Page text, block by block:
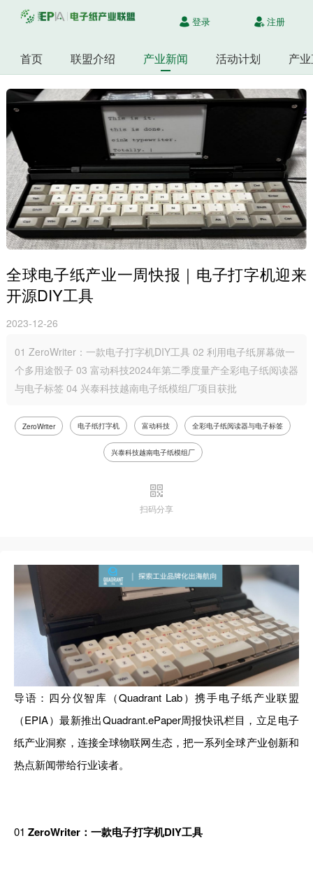
登录 注册
首页 联盟介绍 产业新闻 活动计划 产
全球电子纸产业一周快报｜电子打字机迎来
开源DIY工具
2023-12-26
01 ZeroWriter：一款电子打字机DIY工具 02 利用电子纸屏幕做一
个多用途骰子 03 富动科技2024年第二季度量产全彩电子纸阅读器
与电子标签 04 兴泰科技越南电子纸模组厂项目获批
ZeroWriter 电子纸打字机 富动科技 全彩电子纸阅读器与电子标签
兴泰科技越南电子纸模组厂
扫码分享
导语：四分仪智库（Quadrant Lab）携手电子纸产业联盟
（EPIA）最新推出Quadrant.ePaper周报快讯栏目，立足电子
纸产业洞察，连接全球物联网生态，把一系列全球产业创新和
热点新闻带给行业读者。
01 ZeroWriter：一款电子打字机DIY工具